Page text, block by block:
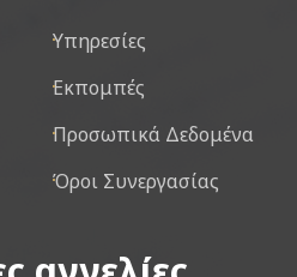
Υπηρεσίες
Εκπομπές
Προσωπικά Δεδομένα
Όροι Συνεργασίας